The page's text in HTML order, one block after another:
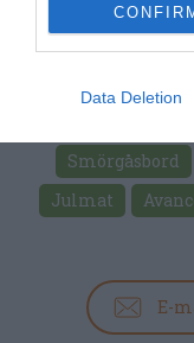
Data Deletion
Smörgåsbord
Julmat
E-